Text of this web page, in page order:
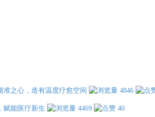
之心，造有温度疗愈空间 4846
赋能医疗新生 4469 40